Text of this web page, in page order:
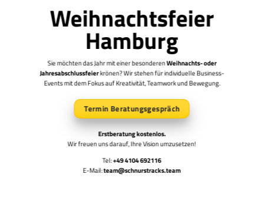
Weihnachtsfeier
Hamburg
Sie möchten das Jahr mit einer besonderenWeihnachts- oder
Jahresabschlussfeierkrönen? Wir stehen für individuelle Business-
Events mit dem Fokus auf Kreativität, Teamwork und Bewegung.
Termin Beratungsgespräch
Erstberatung kostenlos.
Wir freuen uns darauf, Ihre Vision umzusetzen!
Tel:+49 4104 692116
E-Mail:team@schnurstracks.team